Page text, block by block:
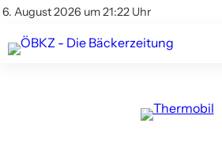
6. August 2026 um 21:22 Uhr
Impressum & Offenlegung
Am Wort
Genuss & Trends